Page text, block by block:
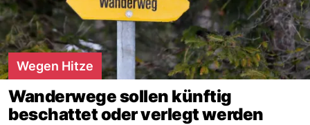
Wegen Hitze
Wanderwege sollen künftig
beschattet oder verlegt werden